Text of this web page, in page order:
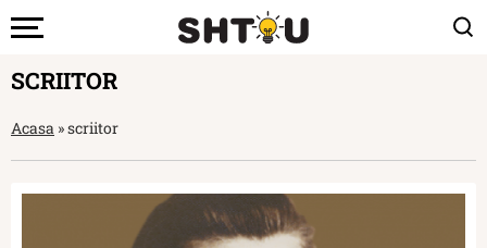
SCRIITOR
Acasa »scriitor